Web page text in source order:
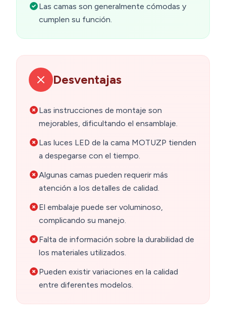
Las camas son generalmente cómodas y
cumplen su función.
Desventajas
Las instrucciones de montaje son
mejorables, dificultando el ensamblaje.
Las luces LED de la cama MOTUZP tienden
a despegarse con el tiempo.
Algunas camas pueden requerir más
atención a los detalles de calidad.
El embalaje puede ser voluminoso,
complicando su manejo.
Falta de información sobre la durabilidad de
los materiales utilizados.
Pueden existir variaciones en la calidad
entre diferentes modelos.